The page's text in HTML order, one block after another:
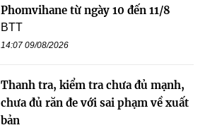
Phomvihane từ ngày 10 đến 11/8
BTT
14:07 09/08/2026
Thanh tra, kiểm tra chưa đủ mạnh,
chưa đủ răn đe với sai phạm về xuất
bản